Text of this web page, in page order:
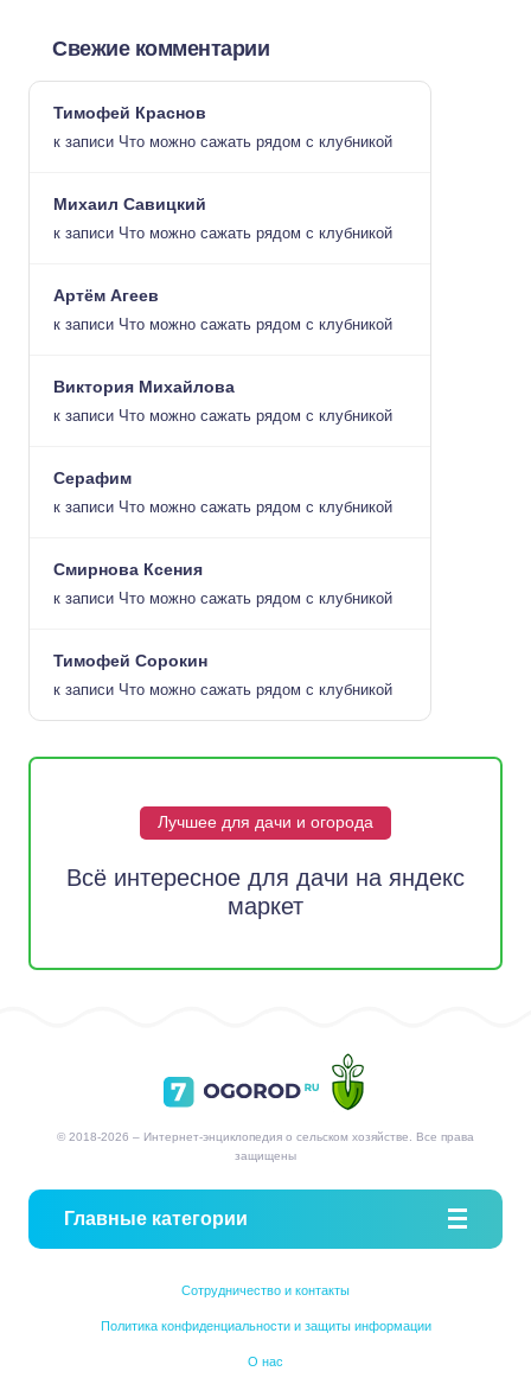
Свежие комментарии
Тимофей Краснов
к записи Что можно сажать рядом с клубникой
Михаил Савицкий
к записи Что можно сажать рядом с клубникой
Артём Агеев
к записи Что можно сажать рядом с клубникой
Виктория Михайлова
к записи Что можно сажать рядом с клубникой
Серафим
к записи Что можно сажать рядом с клубникой
Смирнова Ксения
к записи Что можно сажать рядом с клубникой
Тимофей Сорокин
к записи Что можно сажать рядом с клубникой
Лучшее для дачи и огорода
Всё интересное для дачи на яндекс
маркет
© 2018-2026 – Интернет-энциклопедия о сельском хозяйстве. Все права
защищены
Главные категории
Сотрудничество и контакты
Политика конфиденциальности и защиты информации
О нас